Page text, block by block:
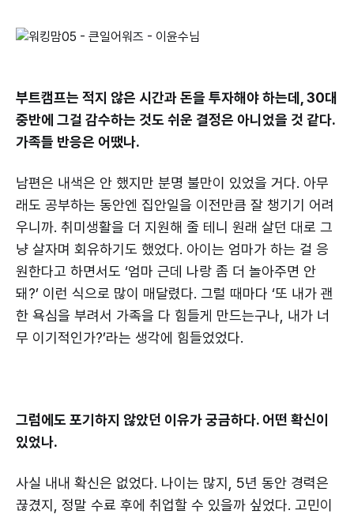
부트캠프는 적지 않은 시간과 돈을 투자해야 하는데, 30대
중반에 그걸 감수하는 것도 쉬운 결정은 아니었을 것 같다.
가족들 반응은 어땠나.
남편은 내색은 안 했지만 분명 불만이 있었을 거다. 아무
래도 공부하는 동안엔 집안일을 이전만큼 잘 챙기기 어려
우니까. 취미생활을 더 지원해 줄 테니 원래 살던 대로 그
냥 살자며 회유하기도 했었다. 아이는 엄마가 하는 걸 응
원한다고 하면서도 ‘엄마 근데 나랑 좀 더 놀아주면 안
돼?’ 이런 식으로 많이 매달렸다. 그럴 때마다 ‘또 내가 괜
한 욕심을 부려서 가족을 다 힘들게 만드는구나, 내가 너
무 이기적인가?’라는 생각에 힘들었었다.
그럼에도 포기하지 않았던 이유가 궁금하다. 어떤 확신이
있었나.
사실 내내 확신은 없었다. 나이는 많지, 5년 동안 경력은
끊겼지, 정말 수료 후에 취업할 수 있을까 싶었다. 고민이